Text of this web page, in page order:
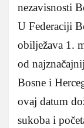
nezavisnosti
U Federaciji
obilježava 1.
od
Bosne i
ovaj datum
sukoba i